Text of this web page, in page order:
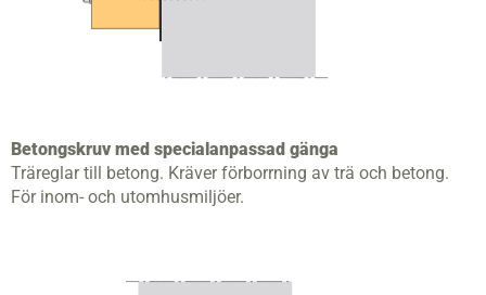
Betongskruv med specialanpassad gänga
Träreglar till betong. Kräver förborrning av trä och betong.
För inom- och utomhusmiljöer.